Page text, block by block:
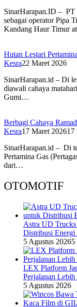
SinarHarapan.ID – PT
sebagai operator Pipa
Kandang Haur Timur
Hutan Lestari
Kesra22 Maret 2026
SinarHarapan.id – Di
diawali cahaya
Gumi…
Berbagi Cahaya
Kesra17 Maret 202617
SinarHarapan.id – Di
Pertamina Gas
dari…
OTOMOTIF
Astra UD
Distribusi Energi
5 Agustus 20265
LEX Platform
Perjalanan
5 Agustus 2026